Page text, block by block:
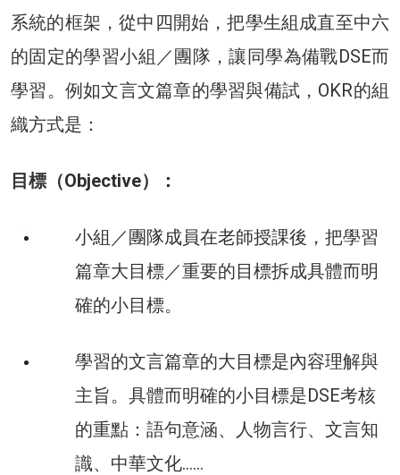
系統的框架，從中四開始，把學生組成直至中六
的固定的學習小組／團隊，讓同學為備戰DSE而
學習。例如文言文篇章的學習與備試，OKR的組
織方式是：
目標（Objective）：
小組／團隊成員在老師授課後， 把學習
篇章大目標／重要的目標拆成具體而明
確的小目標。
學習的文言篇章的大目標是內容理解與
主旨。具體而明確的小目標是DSE考核
的重點：語句意涵、人物言行、文言知
識、中華文化……